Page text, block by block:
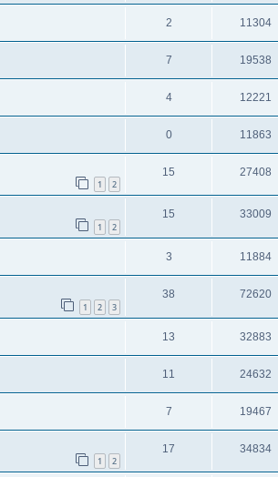
2 11304
7 19538
4 12221
0 11863
1 2
15 27408
1 2
15 33009
3 11884
1 2 3
38 72620
13 32883
11 24632
7 19467
1 2
17 34834